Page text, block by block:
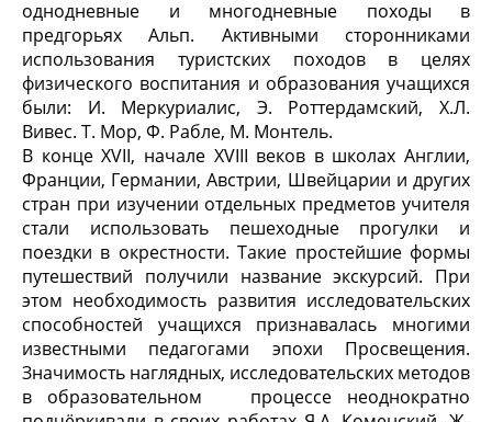
однодневные и многодневные походы в
предгорьях Альп. Активными сторонниками
использования туристских походов в целях
физического воспитания и образования учащихся
были: И. Меркуриалис, Э. Роттердамский, Х.Л.
Вивес. Т. Мор, Ф. Рабле, М. Монтель.
В конце XVII, начале XVIII веков в школах Англии,
Франции, Германии, Австрии, Швейцарии и других
стран при изучении отдельных предметов учителя
стали использовать пешеходные прогулки и
поездки в окрестности. Такие простейшие формы
путешествий получили название экскурсий. При
этом необходимость развития исследовательских
способностей учащихся признавалась многими
известными педагогами эпохи Просвещения.
Значимость наглядных, исследовательских методов
в образовательном процессе неоднократно